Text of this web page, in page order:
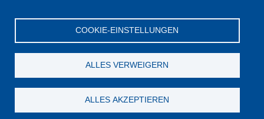
COOKIE-EINSTELLUNGEN
ALLES VERWEIGERN
ALLES AKZEPTIEREN
© Testing Bluhm & Feuerherdt GmbH 06.08.2026
YouTube-Twitter-LinkedIn